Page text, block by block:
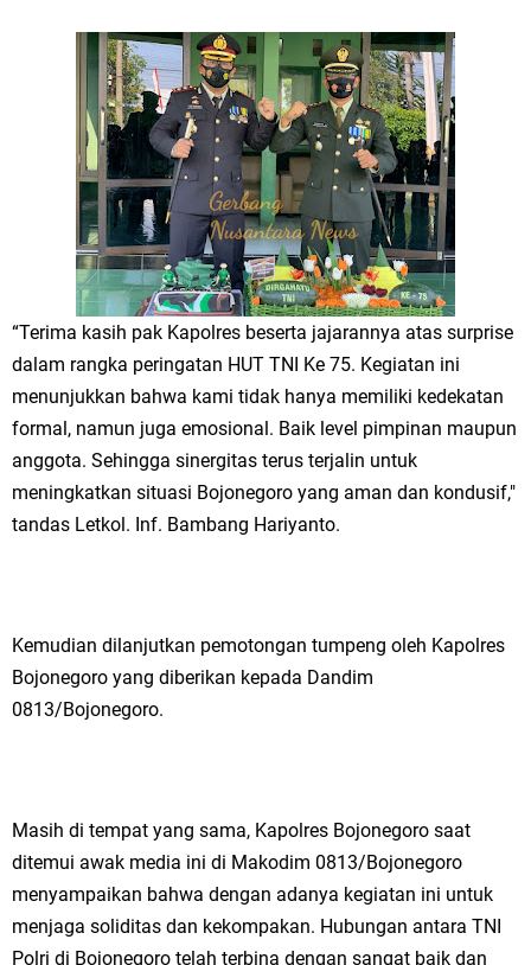
Ponpes Himmatul Khoiriyah Gelar Penyembelihan Hewan Qurban dari
Keluarga Besar dr. Titin Ekowati RS Wates Husada Balongpanggang
RT 03 RW 01 Patra Raya Rosewood Cerme Gresik Berbenah dan
Bersolek, Siap Meriahkan HUT Ke 81 RI
Minggu, 9 Agustus
“Terima kasih pak Kapolres beserta jajarannya atas surprise
dalam rangka peringatan HUT TNI Ke 75. Kegiatan ini
menunjukkan bahwa kami tidak hanya memiliki kedekatan
formal, namun juga emosional. Baik level pimpinan maupun
anggota. Sehingga sinergitas terus terjalin untuk
meningkatkan situasi Bojonegoro yang aman dan kondusif,"
tandas Letkol. Inf. Bambang Hariyanto.
Kemudian dilanjutkan pemotongan tumpeng oleh Kapolres
Bojonegoro yang diberikan kepada Dandim
0813/Bojonegoro.
Masih di tempat yang sama, Kapolres Bojonegoro saat
ditemui awak media ini di Makodim 0813/Bojonegoro
menyampaikan bahwa dengan adanya kegiatan ini untuk
menjaga soliditas dan kekompakan. Hubungan antara TNI
Polri di Bojonegoro telah terbina dengan sangat baik dan